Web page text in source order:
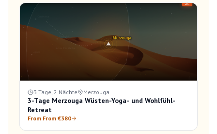
3 Tage, 2 Nächte Merzouga
3-Tage Merzouga Wüsten-Yoga- und Wohlfühl-
Retreat
From From €380